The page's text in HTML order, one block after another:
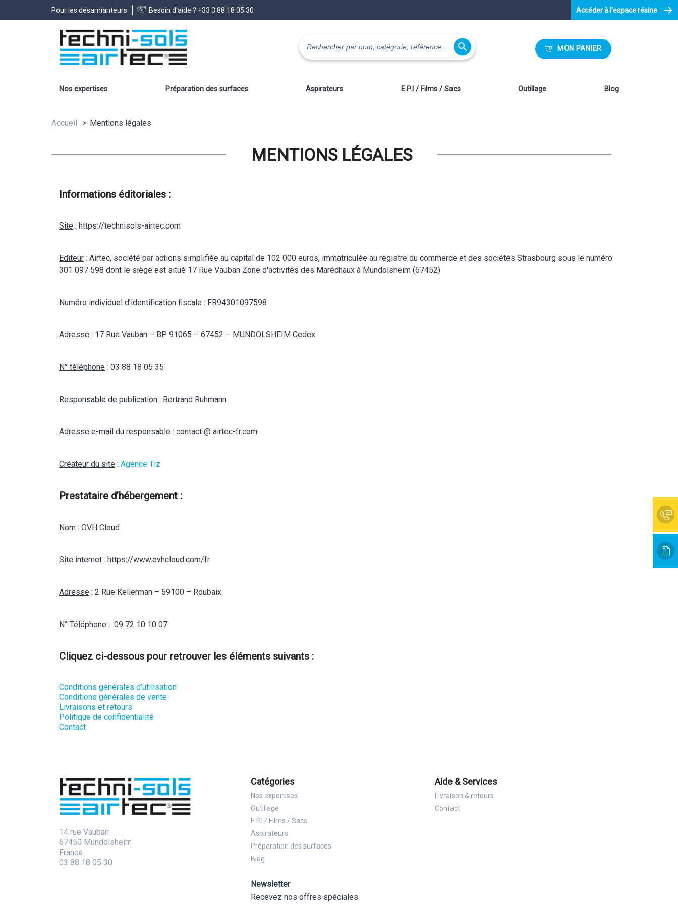
Pour les désamianteurs Besoin d'aide ? +33 3 88 18 05 30 Accéder à l'espace résine
 MON PANIER
Nos expertises Préparation des surfaces Aspirateurs E.P.I / Films / Sacs Outillage Blog
Accueil Mentions légales
MENTIONS LÉGALES
Informations éditoriales :
Site : https://technisols-airtec.com
Editeur : Airtec, société par actions simplifiée au capital de 102 000 euros, immatriculée au registre du commerce et des sociétés Strasbourg sous le numéro
301 097 598 dont le siège est situé 17 Rue Vauban Zone d'activités des Maréchaux à Mundolsheim (67452)
Numéro individuel d’identification fiscale : FR94301097598
Adresse : 17 Rue Vauban – BP 91065 – 67452 – MUNDOLSHEIM Cedex
N° téléphone : 03 88 18 05 35
Responsable de publication : Bertrand Ruhmann
Adresse e-mail du responsable : contact @ airtec-fr.com
Créateur du site : Agence Tiz
Prestataire d’hébergement :
Nom : OVH Cloud
Site internet : https://www.ovhcloud.com/fr
Adresse : 2 Rue Kellerman – 59100 – Roubaix
N° Téléphone : 09 72 10 10 07
Cliquez ci-dessous pour retrouver les éléments suivants :
Conditions générales d’utilisation
Conditions générales de vente
Livraisons et retours
Politique de confidentialité
Contact
14 rue Vauban
67450 Mundolsheim
France
03 88 18 05 30
Catégories
Nos expertises
Outillage
E.P.I / Films / Sacs
Aspirateurs
Préparation des surfaces
Blog
Aide & Services
Livraison & retours
Contact
Newsletter
Recevez nos offres spéciales